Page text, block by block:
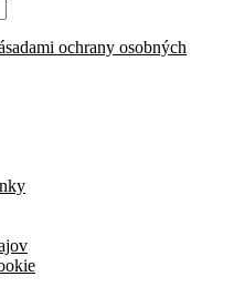
ochrany osobných